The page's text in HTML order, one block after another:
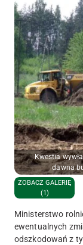
Kwestia
dawna
ZOBACZ GALERIĘ
(1)
Ministerstwo
ewentualnych
odszkodowań z